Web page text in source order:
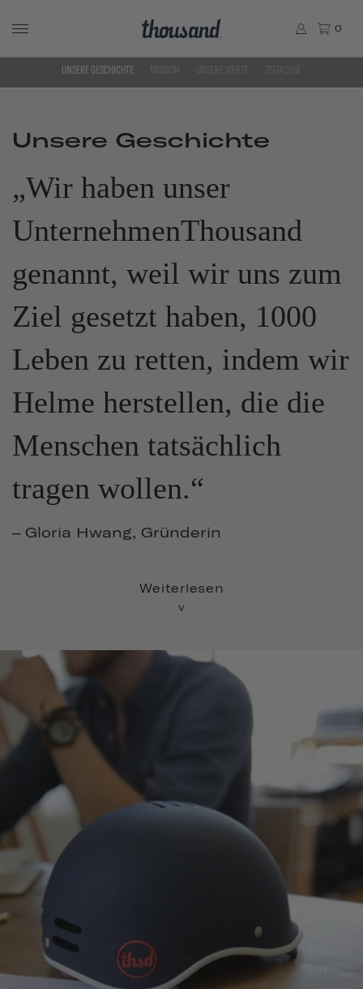
0
UNSERE GESCHICHTE MISSION UNSERE WERTE ZEITACHSE
Unsere Geschichte
„Wir haben unser
UnternehmenThousand
genannt, weil wir uns zum
Ziel gesetzt haben, 1000
Leben zu retten, indem wir
Helme herstellen, die die
Menschen tatsächlich
tragen wollen.“
– Gloria Hwang, Gründerin
Weiterlesen
>